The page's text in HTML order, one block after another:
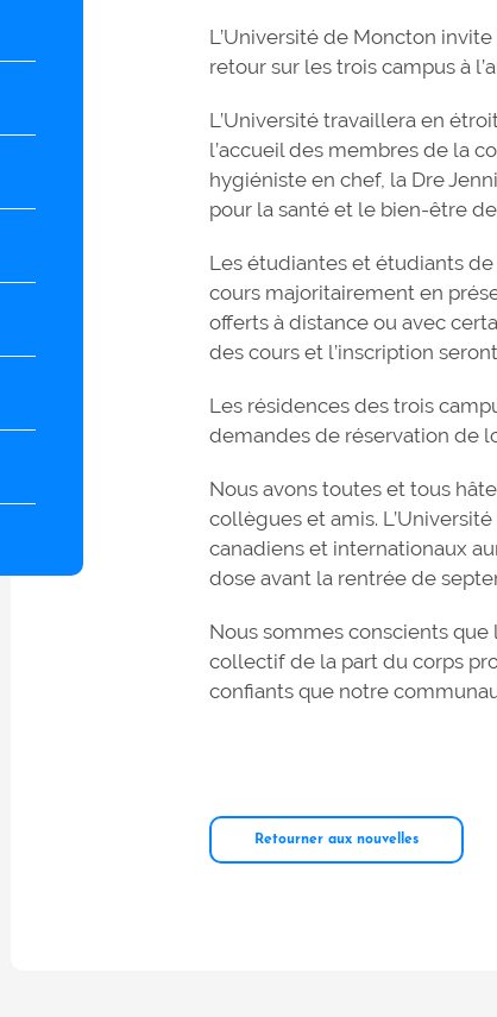
L’Université de Moncton
retour sur les trois campus à
L’Université travaillera en
l’accueil des membres de la
hygiéniste en chef, la Dre
pour la santé et le bien-être
Les étudiantes et étudiants
cours majoritairement en
offerts à distance ou avec
des cours et l’inscription
Les résidences des trois
demandes de réservation de
Nous avons toutes et tous
collègues et amis.
canadiens et internationaux
dose avant la rentrée de
Nous sommes conscients
collectif de la part du corps
confiants que notre
Retourner aux nouvelles